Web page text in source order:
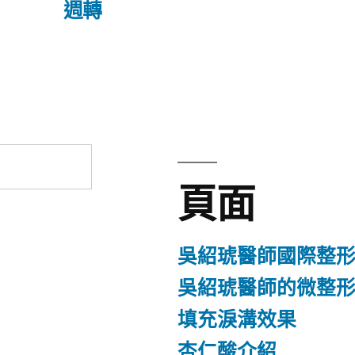
週轉
頁面
吳紹琥醫師國際整
吳紹琥醫師的微整
填充淚溝效果